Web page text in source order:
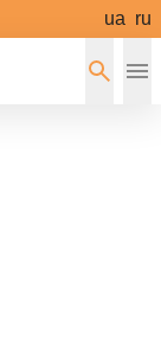
ua ru